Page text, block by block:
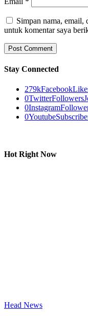
Simpan nama, email,
untuk komentar saya
Stay Connected
279kFacebook
0TwitterFollowers
0Instagram
0Youtube
Hot Right Now
Head News